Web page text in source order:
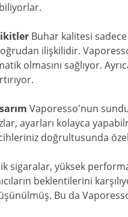
Buhar kalitesi
ilişkilidir.
olmasını sağlıyor.
Vaporesso'nun
ayarları kolayca
doğrultusunda
sigaralar, yüksek
beklentilerini
Bu da